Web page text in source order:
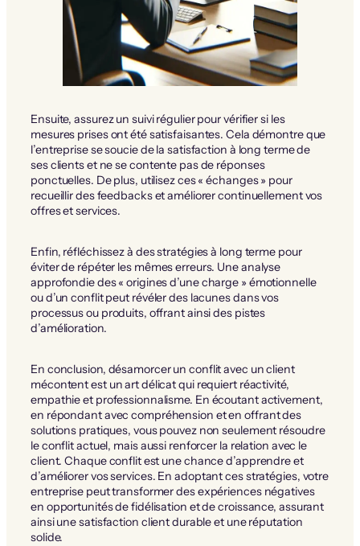
Ensuite, assurez un suivi régulier pour vérifier si les
mesures prises ont été satisfaisantes. Cela démontre que
l’entreprise se soucie de la satisfaction à long terme de
ses clients et ne se contente pas de réponses
ponctuelles. De plus, utilisez ces « échanges » pour
recueillir des feedbacks et améliorer continuellement vos
offres et services.
Enfin, réfléchissez à des stratégies à long terme pour
éviter de répéter les mêmes erreurs. Une analyse
approfondie des « origines d’une charge » émotionnelle
ou d’un conflit peut révéler des lacunes dans vos
processus ou produits, offrant ainsi des pistes
d’amélioration.
En conclusion, désamorcer un conflit avec un client
mécontent est un art délicat qui requiert réactivité,
empathie et professionnalisme. En écoutant activement,
en répondant avec compréhension et en offrant des
solutions pratiques, vous pouvez non seulement résoudre
le conflit actuel, mais aussi renforcer la relation avec le
client. Chaque conflit est une chance d’apprendre et
d’améliorer vos services. En adoptant ces stratégies, votre
entreprise peut transformer des expériences négatives
en opportunités de fidélisation et de croissance, assurant
ainsi une satisfaction client durable et une réputation
solide.